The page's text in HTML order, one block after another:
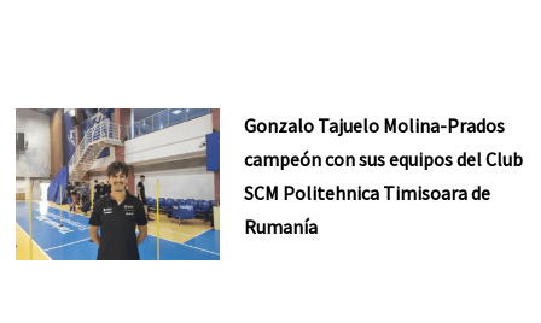
Gonzalo Tajuelo Molina-Prados
campeón con sus equipos del Club
SCM Politehnica Timisoara de
Rumanía